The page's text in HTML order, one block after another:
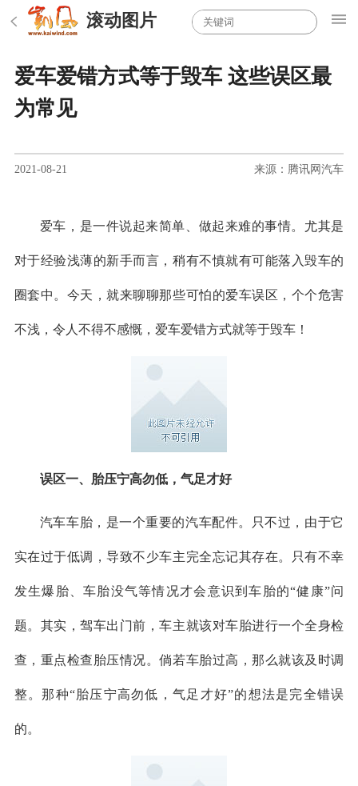
滚动图片
爱车爱错方式等于毁车 这些误区最
为常见
2021-08-21 来源：腾讯网汽车
爱车，是一件说起来简单、做起来难的事情。尤其是
对于经验浅薄的新手而言，稍有不慎就有可能落入毁车的
圈套中。今天，就来聊聊那些可怕的爱车误区，个个危害
不浅，令人不得不感慨，爱车爱错方式就等于毁车！
误区一、胎压宁高勿低，气足才好
汽车车胎，是一个重要的汽车配件。只不过，由于它
实在过于低调，导致不少车主完全忘记其存在。只有不幸
发生爆胎、车胎没气等情况才会意识到车胎的“健康”问
题。其实，驾车出门前，车主就该对车胎进行一个全身检
查，重点检查胎压情况。倘若车胎过高，那么就该及时调
整。那种“胎压宁高勿低，气足才好”的想法是完全错误
的。